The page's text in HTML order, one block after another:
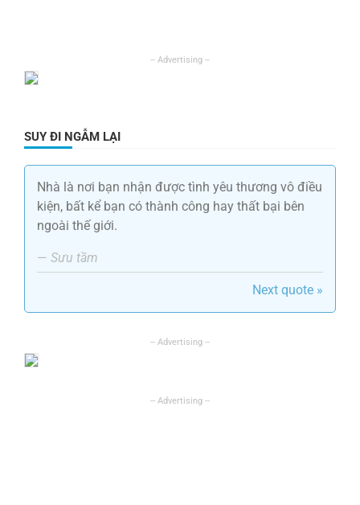
SUY ĐI NGẪM LẠI
Nhà là nơi bạn nhận được tình yêu thương vô điều
kiện, bất kể bạn có thành công hay thất bại bên
ngoài thế giới.
— Sưu tầm
Next quote »